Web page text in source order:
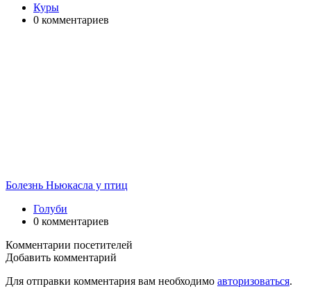
Куры
0 комментариев
Болезнь Ньюкасла у птиц
Голуби
0 комментариев
Комментарии посетителей
Добавить комментарий
Для отправки комментария вам необходимо авторизоваться.